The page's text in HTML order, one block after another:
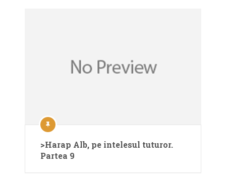
>Harap Alb, pe intelesul tuturor.
Partea 9